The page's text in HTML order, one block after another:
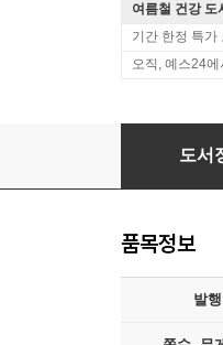
여름철 건강 도
기간 한정 특가
오직, 예스24에
하바나
도서
품목정보
발